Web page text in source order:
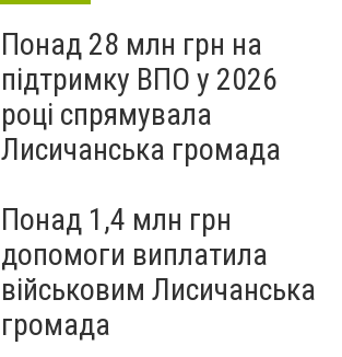
Понад 28 млн грн на
підтримку ВПО у 2026
році спрямувала
Лисичанська громада
Понад 1,4 млн грн
допомоги виплатила
військовим Лисичанська
громада